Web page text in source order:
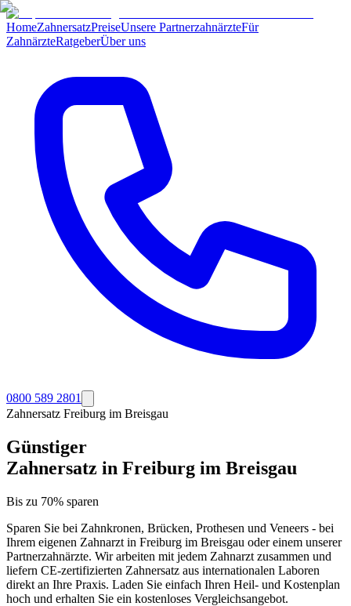
HomeZahnersatzPreiseUnsere PartnerzahnärzteFür
ZahnärzteRatgeberÜber uns
0800 589 2801
Zahnersatz Freiburg im Breisgau
Günstiger
Zahnersatz in Freiburg im Breisgau
Bis zu 70% sparen
Sparen Sie bei Zahnkronen, Brücken, Prothesen und Veneers - bei
Ihrem eigenen Zahnarzt in Freiburg im Breisgau oder einem unserer
Partnerzahnärzte. Wir arbeiten mit jedem Zahnarzt zusammen und
liefern CE-zertifizierten Zahnersatz aus internationalen Laboren
direkt an Ihre Praxis. Laden Sie einfach Ihren Heil- und Kostenplan
hoch und erhalten Sie ein kostenloses Vergleichsangebot.